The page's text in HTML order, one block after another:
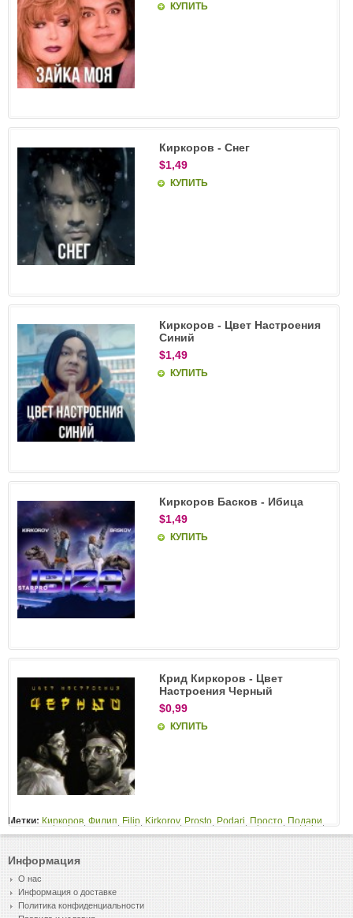
КУПИТЬ
Киркоров - Снег
$1,49
КУПИТЬ
Киркоров - Цвет Настроения
Синий
$1,49
КУПИТЬ
Киркоров Басков - Ибица
$1,49
КУПИТЬ
Крид Киркоров - Цвет
Настроения Черный
$0,99
КУПИТЬ
Метки: Киркоров Филип Filip Kirkorov, Prosto Podari Просто Подари
Информация
О нас
Информация о доставке
Политика конфиденциальности